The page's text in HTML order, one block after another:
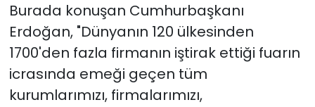
Burada konuşan Cumhurbaşkanı
Erdoğan, "Dünyanın 120 ülkesinden
1700'den fazla firmanın iştirak ettiği fuarın
icrasında emeği geçen tüm
kurumlarımızı, firmalarımızı,